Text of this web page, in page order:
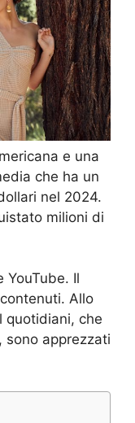
e una
che ha un
nel 2024.
milioni di
YouTube. Il
Allo
quotidiani, che
sono apprezzati